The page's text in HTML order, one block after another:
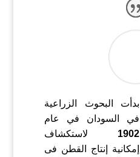
بدأت البحوث الزراعية
في السودان في عام
1902 لاستكشاف
إمكانية إنتاج القطن فى